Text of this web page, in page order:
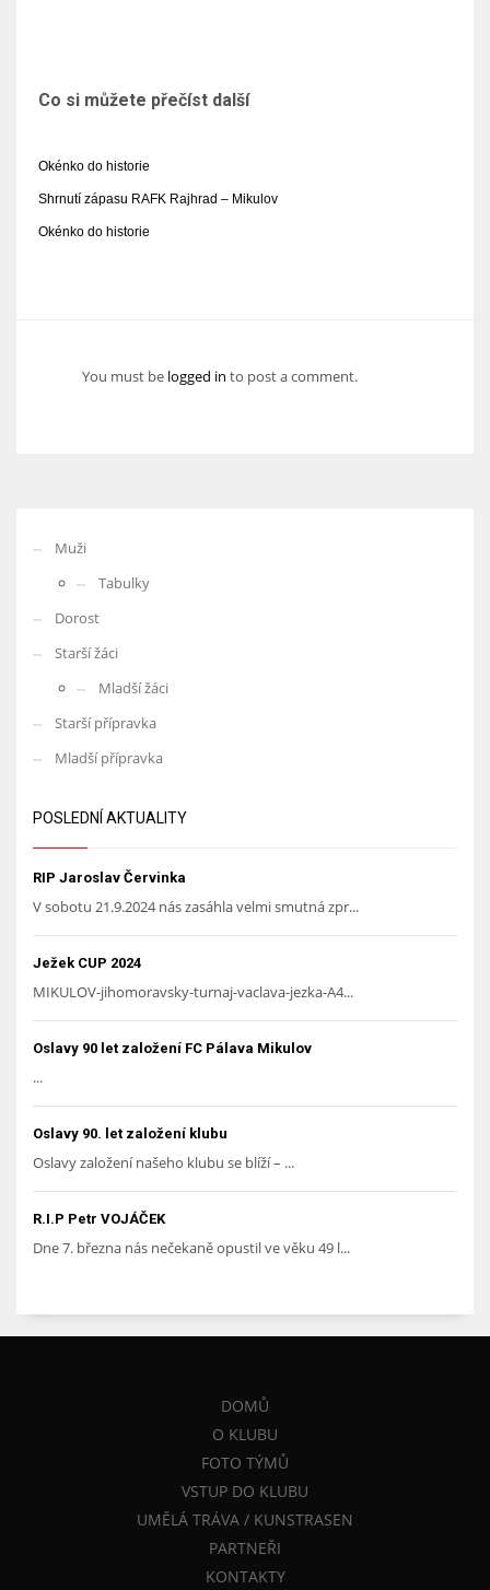
Co si můžete přečíst další
Okénko do historie
Shrnutí zápasu RAFK Rajhrad – Mikulov
Okénko do historie
You must be logged in to post a comment.
Muži
Tabulky
Dorost
Starší žáci
Mladší žáci
Starší přípravka
Mladší přípravka
POSLEDNÍ AKTUALITY
RIP Jaroslav Červinka
V sobotu 21.9.2024 nás zasáhla velmi smutná zpr...
Ježek CUP 2024
MIKULOV-jihomoravsky-turnaj-vaclava-jezka-A4...
Oslavy 90 let založení FC Pálava Mikulov
...
Oslavy 90. let založení klubu
Oslavy založení našeho klubu se blíží – ...
R.I.P Petr VOJÁČEK
Dne 7. března nás nečekaně opustil ve věku 49 l...
DOMŮ
O KLUBU
FOTO TÝMŮ
VSTUP DO KLUBU
UMĚLÁ TRÁVA / KUNSTRASEN
PARTNEŘI
KONTAKTY